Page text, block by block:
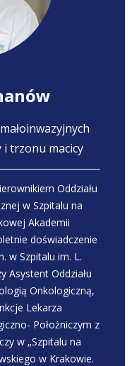
i trzonu macicy
Oddziału
w Szpitalu na
Akademii
doświadczenie
w Szpitalu im. L.
Asystent Oddziału
Onkologiczną,
Lekarza
Położniczym z
w „Szpitalu na
w Krakowie.